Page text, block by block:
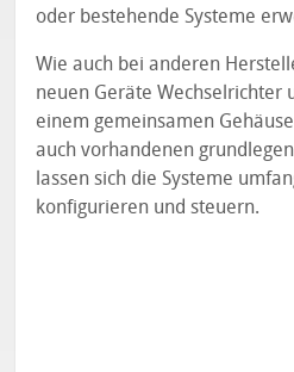
oder bestehende Systeme
Wie auch bei anderen
neuen Geräte Wechselrichter
einem gemeinsamen
auch vorhandenen
lassen sich die Systeme
konfigurieren und steuern.